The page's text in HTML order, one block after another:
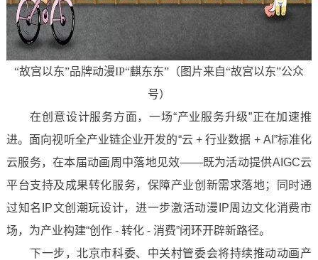
“故宫以东”品牌动漫IP“麒东东”（图片来自“故宫以东”公众
号）
在创意设计服务方面，一场“产业服务升级”正在加速推
进。面向视听全产业链企业开发的“云 + 行业数据 + AI”标准化
云服务，在本届动画周中落地见效——既为活动提供AIGC云
平台支持及成果转化服务，保障产业创新需求落地；同时通
过知名IP文创潮玩设计，进一步激活动漫IP周边文化消费市
场，为产业构建“创作 - 转化 - 消费”闭环开辟新路径。
下一步，北京市科委、中关村管委会将持续推动动画产